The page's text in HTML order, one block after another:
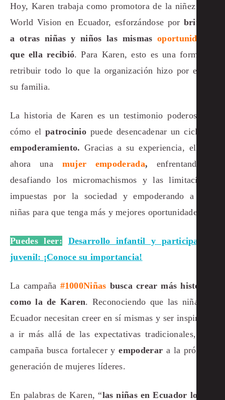
Hoy, Karen trabaja como promotora de la niñez para
World Vision en Ecuador, esforzándose por brindar
a otras niñas y niños las mismasoportunidades
que ella recibió. Para Karen, esto es una forma de
retribuir todo lo que la organización hizo por ella y
su familia.
La historia de Karen es un testimonio poderoso de
cómo elpatrocinio puede desencadenar un ciclo de
empoderamiento.Gracias a su experiencia, ella es
ahora una mujer empoderada, enfrentando y
desafiando los micromachismos y las limitaciones
impuestas por la sociedad y empoderando a más
niñas para que tenga más y mejores oportunidades.
Puedes leer:
Desarrollo infantil y participación
juvenil: ¡Conoce su importancia!
La campaña #1000Niñas busca crear más historias
como la de Karen. Reconociendo que las niñas de
Ecuador necesitan creer en sí mismas y ser inspiradas
a ir más allá de las expectativas tradicionales, esta
campaña busca fortalecer yempoderar a la próxima
generación de mujeres líderes.
En palabras de Karen, “las niñas en Ecuador lo que